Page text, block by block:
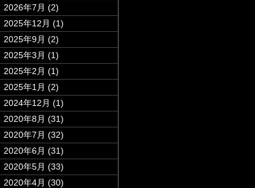
2026年7月 (2)
2025年12月 (1)
2025年9月 (2)
2025年3月 (1)
2025年2月 (1)
2025年1月 (2)
2024年12月 (1)
2020年8月 (31)
2020年7月 (32)
2020年6月 (31)
2020年5月 (33)
2020年4月 (30)